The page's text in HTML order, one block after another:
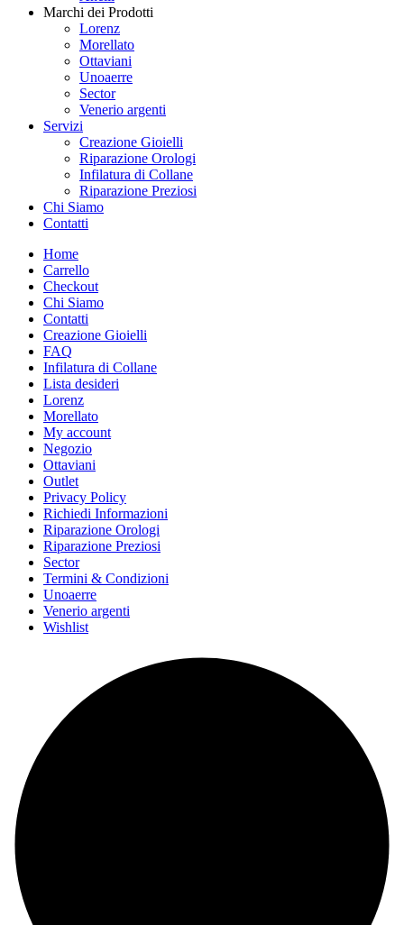
Marchi dei Prodotti
Lorenz
Morellato
Ottaviani
Unoaerre
Sector
Venerio argenti
Servizi
Creazione Gioielli
Riparazione Orologi
Infilatura di Collane
Riparazione Preziosi
Chi Siamo
Contatti
Home
Carrello
Checkout
Chi Siamo
Contatti
Creazione Gioielli
FAQ
Infilatura di Collane
Lista desideri
Lorenz
Morellato
My account
Negozio
Ottaviani
Outlet
Privacy Policy
Richiedi Informazioni
Riparazione Orologi
Riparazione Preziosi
Sector
Termini & Condizioni
Unoaerre
Venerio argenti
Wishlist